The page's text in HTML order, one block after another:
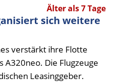
Älter als 7 Tage
sich weitere
verstärkt ihre Flotte
Die Flugzeuge
Leasinggeber.